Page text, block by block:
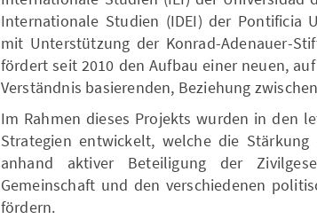
Internationale Studien (IDEI) der Pontificia
mit Unterstützung der Konrad-Adenauer-
fördert seit 2010 den Aufbau einer neuen,
Verständnis basierenden, Beziehung
Im Rahmen dieses Projekts wurden in den
Strategien entwickelt, welche die
anhand aktiver Beteiligung der
Gemeinschaft und den verschiedenen
fördern.